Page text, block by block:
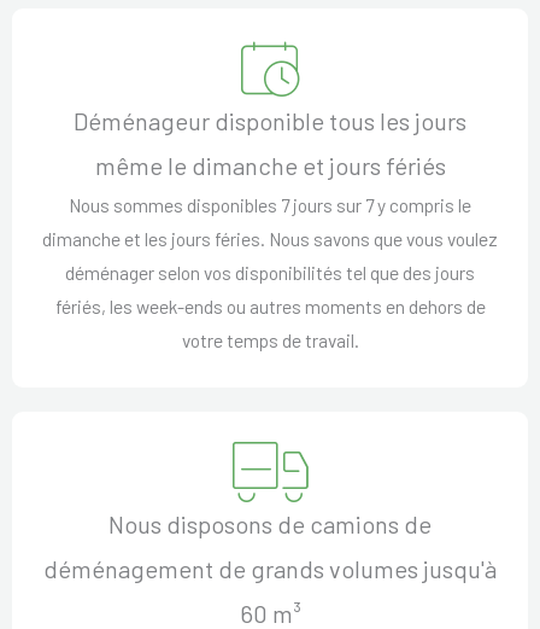
Déménageur disponible tous les jours
même le dimanche et jours fériés
Nous sommes disponibles 7 jours sur 7 y compris le
dimanche et les jours féries. Nous savons que vous voulez
déménager selon vos disponibilités tel que des jours
fériés, les week-ends ou autres moments en dehors de
votre temps de travail.
Nous disposons de camions de
déménagement de grands volumes jusqu'à
60 m³